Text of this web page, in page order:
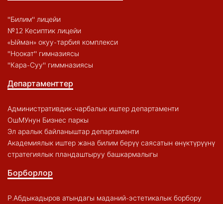
"Билим" лицейи
№12 Кесиптик лицейи
«Ыйман» окуу-тарбия комплекси
"Ноокат" гимназиясы
"Кара-Суу" гиммназиясы
Департаменттер
Административдик-чарбалык иштер департаменти
ОшМУнун Бизнес паркы
Эл аралык байланыштар департаменти
Академиялык иштер жана билим берүү саясатын өнүктүрүүнү
стратегиялык пландаштыруу башкармалыгы
Борборлор
Р.Абдыкадыров атындагы маданий-эстетикалык борбору